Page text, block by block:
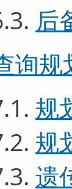
后
询规
规
规
遗